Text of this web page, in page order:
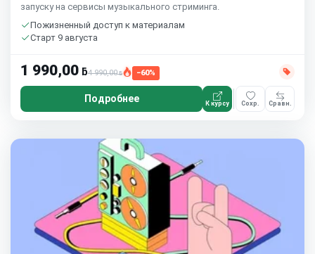
запуску на сервисы музыкального стриминга.
Пожизненный доступ к материалам
Старт 9 августа
1 990,00 ƃ4 990,00ƃ −60%
Подробнее К курсу Сохр. Сравн.